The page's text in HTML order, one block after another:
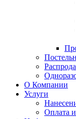
О Компании
Услуги
Оплата и